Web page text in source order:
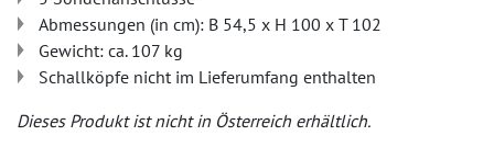
Abmessungen (in cm): B 54,5 x H 100 x T 102
Gewicht: ca. 107 kg
Schallköpfe nicht im Lieferumfang enthalten
Dieses Produkt ist nicht in Österreich erhältlich.